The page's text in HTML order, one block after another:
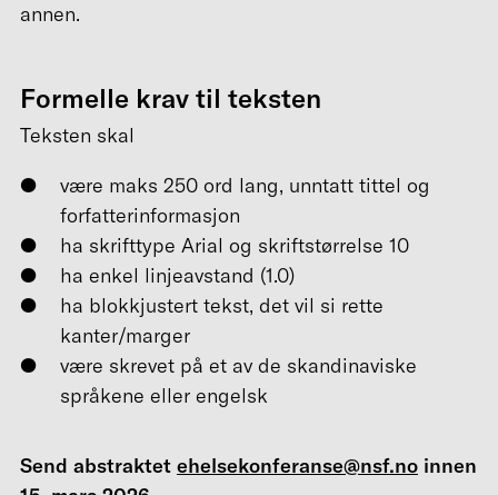
annen.
Formelle krav til teksten
Teksten skal
være maks 250 ord lang, unntatt tittel og
forfatterinformasjon
ha skrifttype Arial og skriftstørrelse 10
ha enkel linjeavstand (1.0)
ha blokkjustert tekst, det vil si rette
kanter/marger
være skrevet på et av de skandinaviske
språkene eller engelsk
Send abstraktet ehelsekonferanse@nsf.no innen